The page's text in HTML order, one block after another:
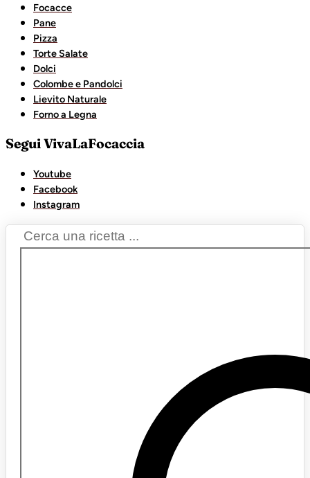
Focacce
Pane
Pizza
Torte Salate
Dolci
Colombe e Pandolci
Lievito Naturale
Forno a Legna
Segui VivaLaFocaccia
Youtube
Facebook
Instagram
Search
...